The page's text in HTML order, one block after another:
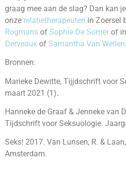
graag mee aan de slag? Dan kan
onze relatietherapeuten in Zoersel
Rogmans of Sophie De Somer of
Derveaux of Samantha Van Wellen.
Bronnen:
Marieke Dewitte, Tijjdschrift voor
maart 2021 (1).
Hanneke de Graaf & Jenneke van
Tijdschrift voor Seksuologie.
Seks! 2017. Van Lunsen, R. &
Amsterdam.